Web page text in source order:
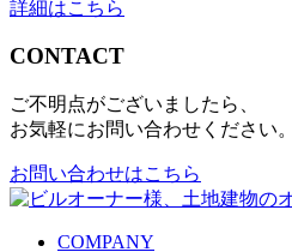
詳細はこちら
CONTACT
ご不明点がございましたら、
お気軽にお問い合わせください。
お問い合わせはこちら
COMPANY